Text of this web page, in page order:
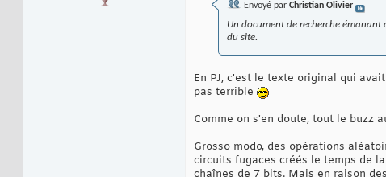
Envoyé par Christian Olivier
Un document de recherche
du site.
En PJ, c'est le texte original qui
pas terrible
Comme on s'en doute, tout le buzz
Grosso modo, des opérations
circuits fugaces créés le temps de